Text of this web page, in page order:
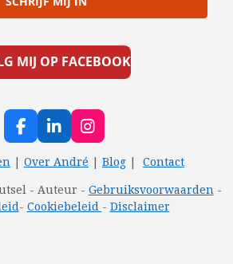
MIJ OP FACEBOOK
F
a
c
b
o
L
i
n
e
d
I
n
s
a
g
Over André Blog Contact
- Auteur - Gebruiksvoorwaarden -
- Cookiebeleid - Disclaimer